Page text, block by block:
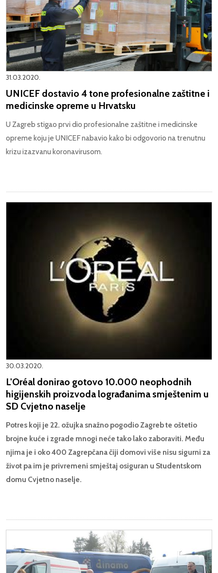
31.03.2020.
UNICEF dostavio 4 tone profesionalne zaštitne i
medicinske opreme u Hrvatsku
U Zagreb stigao prvi dio profesionalne zaštitne i medicinske
opreme koju je UNICEF nabavio kako bi odgovorio na trenutnu
krizu izazvanu koronavirusom.
30.03.2020.
L'Oréal donirao gotovo 10.000 neophodnih
higijenskih proizvoda lograđanima smještenim u
SD Cvjetno naselje
Potres koji je 22. ožujka snažno pogodio Zagreb te oštetio
brojne kuće i zgrade mnogi neće tako lako zaboraviti. Među
njima je i oko 400 Zagrepčana čiji domovi više nisu sigurni za
život pa im je privremeni smještaj osiguran u Studentskom
domu Cvjetno naselje.